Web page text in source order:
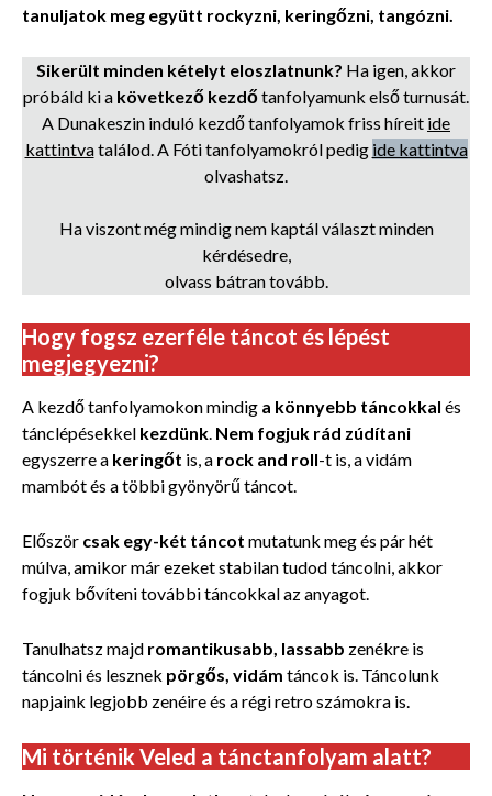
tanuljatok meg együtt rockyzni, keringőzni, tangózni.
Sikerült minden kételyt eloszlatnunk? Ha igen, akkor
próbáld ki a következő kezdőtanfolyamunk első turnusát.
A Dunakeszin induló kezdő tanfolyamok friss híreit ide
kattintvatalálod. A Fóti tanfolyamokról pedig ide kattintva
olvashatsz.
Ha viszont még mindig nem kaptál választ minden
kérdésedre,
olvass bátran tovább.
Hogy fogsz ezerféle táncot és lépést
megjegyezni?
A kezdő tanfolyamokon mindig a könnyebb táncokkal és
tánclépésekkel kezdünk. Nem fogjuk rád zúdítani
egyszerre a keringőt is, a rock and roll-t is, a vidám
mambót és a többi gyönyörű táncot.
Először csak egy-két táncot mutatunk meg és pár hét
múlva, amikor már ezeket stabilan tudod táncolni, akkor
fogjuk bővíteni további táncokkal az anyagot.
Tanulhatsz majd romantikusabb, lassabb zenékre is
táncolni és lesznek pörgős, vidám táncok is. Táncolunk
napjaink legjobb zenéire és a régi retro számokra is.
Mi történik Veled a tánctanfolyam alatt?